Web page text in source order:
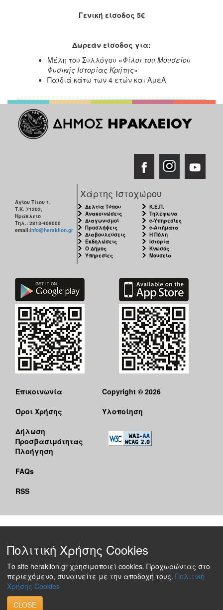
Γενική είσοδος 5€
Δωρεάν είσοδος για:
Μέλη του Συλλόγου «Φίλοι του Μουσείου
Φυσικής Ιστορίας Κρήτης»
Παιδιά κάτω των 4 ετών και ΑμεΑ
Αγίου Τίτου 1,
Τ.Κ. 71202,
Ηράκλειο
Τηλ.: 2813-409000
email:info@heraklion.gr
Χάρτης Ιστοχώρου
Δελτία Τύπου
Ανακοινώσεις
Διαγωνισμοί
Προσλήψεις
Διαβουλεύσεις
Εκδηλώσεις
Ο Δήμος
Υπηρεσίες
Κ.Ε.Π.
Τηλέφωνα
e-Υπηρεσίες
e-Αιτήματα
Η Πόλη
Ιστορία
Κνωσός
Μουσεία
Επικοινωνία
Όροι Χρήσης
Δήλωση
Προσβασιμότητας
Πλοήγηση
FAQs
RSS
Copyright © 2026
Υλοποίηση
Πολιτική Χρήσης Cookies
Το site heraklion.gr χρησιμοποιεί cookies. Προχωρώντας στο
περιεχόμενο, συναινείτε με την αποδοχή τους. Πολιτική
Χρήσης Cookies
CLOSE